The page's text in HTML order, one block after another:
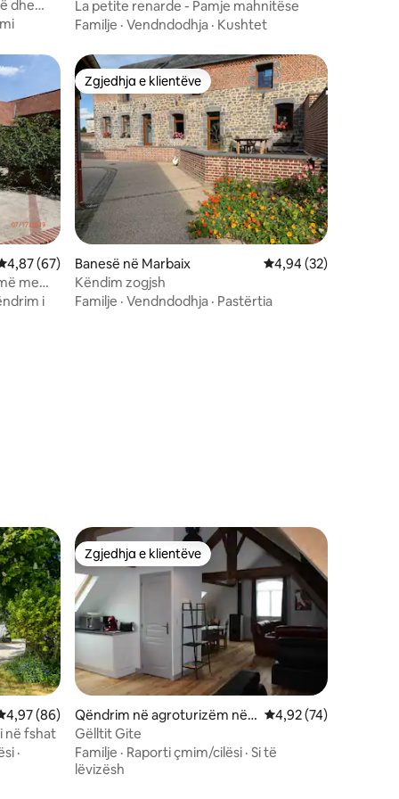
dhe
La petite renarde - Pamje mahnitëse
Familje · Vendndodhja · Kushtet
mesatar 4,87 nga 5, 67 vlerësime
4,87 (67)
me
i
Zgjedhja e klientëve
Zgjedhja e klientëve
Banesë në Marbaix Vlerësimi mesatar
4,94 (32)
Këndim zogjsh
Familje · Vendndodhja · Pastërtia
mesatar 4,97 nga 5, 86 vlerësime
4,97 (86)
në fshat
·
Zgjedhja e klientëve
Zgjedhja e klientëve
Qëndrim në agroturizëm në
Nieppe
Vlerësimi mesatar
4,92 (74)
Gëlltit Gite
Familje · Raporti çmim/cilësi · Si të
lëvizësh